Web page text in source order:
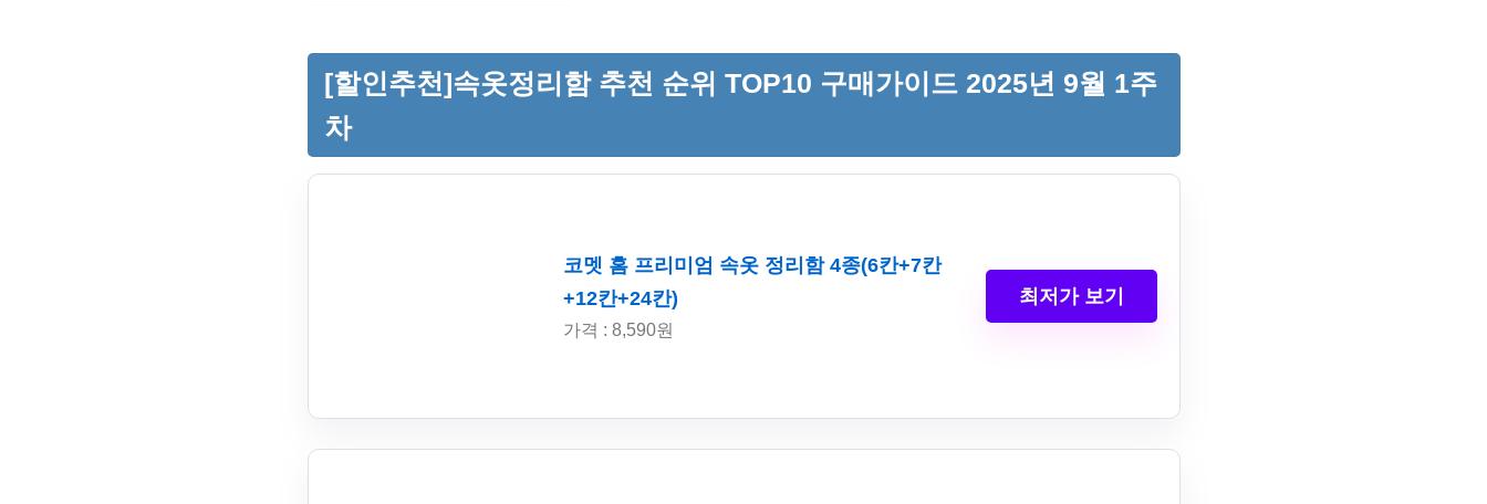
[할인추천]속옷정리함 추천 순위 TOP10 구매가이드 2025년 9월 1주
차
코멧 홈 프리미엄 속옷 정리함 4종(6칸+7칸
+12칸+24칸)
가격 : 8,590원
최저가 보기